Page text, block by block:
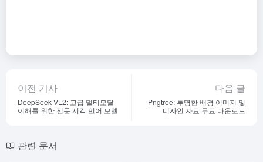
이전 기사
DeepSeek-VL2: 고급 멀티모달
이해를 위한 전문 시각 언어 모델
다음 글
Pngtree: 투명한 배경 이미지 및
디자인 자료 무료 다운로드
관련 문서